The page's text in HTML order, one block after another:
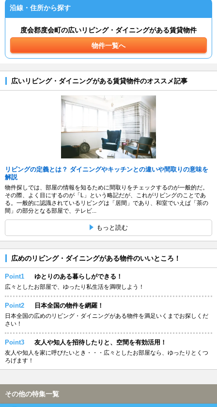
沿線・住所から探す
度会郡度会町の広いリビング・ダイニングがある賃貸物件
物件一覧へ
広いリビング・ダイニングがある賃貸物件のオススメ記事
リビングの定義とは？ ダイニングやキッチンとの違いや間取りの意味を
解説
物件探しでは、部屋の情報を知るために間取りをチェックするのが一般的だ。
その際、よく目にするのが「L」という略記だが、これがリビングのことであ
る。一般的に認識されているリビングは「居間」であり、和室でいえば「茶の
間」の部分となる部屋で、テレビ...
もっと読む
広めのリビング・ダイニングがある物件のいいところ！
Point1 ゆとりのある暮らしができる！
広々としたお部屋で、ゆったり私生活を満喫しよう！
Point2 日本全国の物件を網羅！
日本全国の広めのリビング・ダイニングがある物件を満足いくまでお探しくだ
さい！
Point3 友人や知人を招待したりと、空間を有効活用！
友人や知人を家に呼びたいとき・・・広々としたお部屋なら、ゆったりとくつ
ろげます！
その他の特集一覧